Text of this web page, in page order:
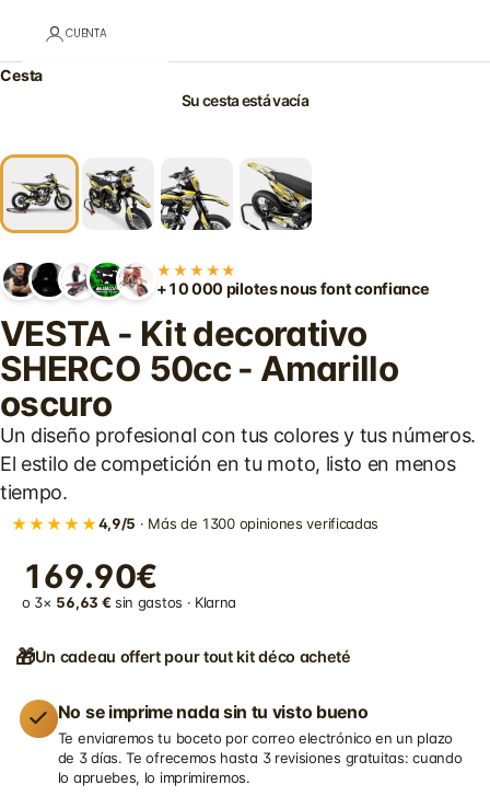
CUENTA
Cesta
Su cesta está vacía
★★★★★
+10 000 pilotes nous font confiance
VESTA - Kit decorativo
SHERCO 50cc - Amarillo
oscuro
Un diseño profesional con tus colores y tus números.
El estilo de competición en tu moto, listo en menos
tiempo.
★★★★★4,9/5 · Más de 1300 opiniones verificadas
169.90€
o 3× 56,63 € sin gastos · Klarna
🎁Un cadeau offert pour tout kit déco acheté
No se imprime nada sin tu visto bueno
Te enviaremos tu boceto por correo electrónico en un plazo
de 3 días. Te ofrecemos hasta 3 revisiones gratuitas: cuando
lo apruebes, lo imprimiremos.